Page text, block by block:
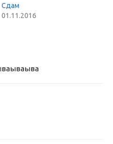
Сдам
01.11.2016